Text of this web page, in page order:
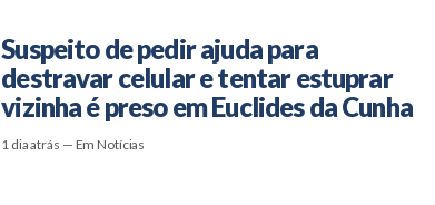
Suspeito de pedir ajuda para
destravar celular e tentar estuprar
vizinha é preso em Euclides da Cunha
1 dia atrás — Em Notícias